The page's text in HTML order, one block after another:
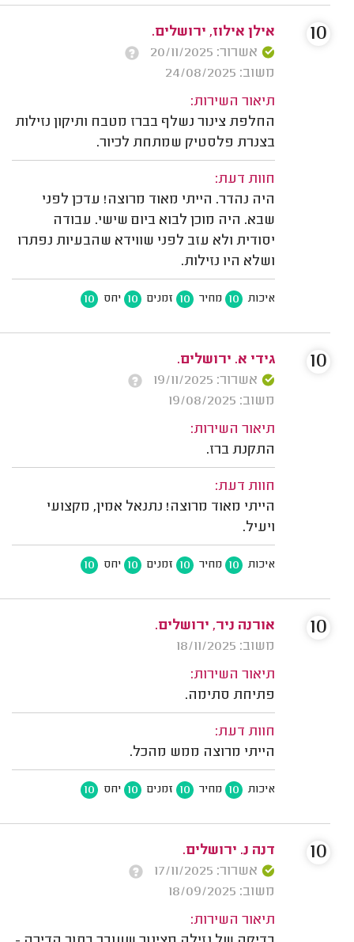
אילן אילוז, ירושלים.
אשרור: 20/11/2025
משוב: 24/08/2025
תיאור השירות:
החלפת צינור נשלף בברז מטבח ותיקון נזילות
בצנרת פלסטיק שמתחת לכיור.
חוות דעת:
היה נהדר. הייתי מאוד מרוצה! עדכן לפני
שבא. היה מוכן לבוא ביום שישי. עבודה
יסודית ולא עזב לפני שווידא שהבעיות נפתרו
ושלא היו נזילות.
איכות 10 מחיר 10 זמנים 10 יחס 10
10
גידי א. ירושלים.
אשרור: 19/11/2025
משוב: 19/08/2025
תיאור השירות:
התקנת ברז.
חוות דעת:
הייתי מאוד מרוצה! נתנאל אמין, מקצועי
ויעיל.
איכות 10 מחיר 10 זמנים 10 יחס 10
10
אורנה ניר, ירושלים.
משוב: 18/11/2025
תיאור השירות:
פתיחת סתימה.
חוות דעת:
הייתי מרוצה ממש מהכל.
איכות 10 מחיר 10 זמנים 10 יחס 10
10
דנה נ. ירושלים.
אשרור: 17/11/2025
משוב: 18/09/2025
תיאור השירות:
10